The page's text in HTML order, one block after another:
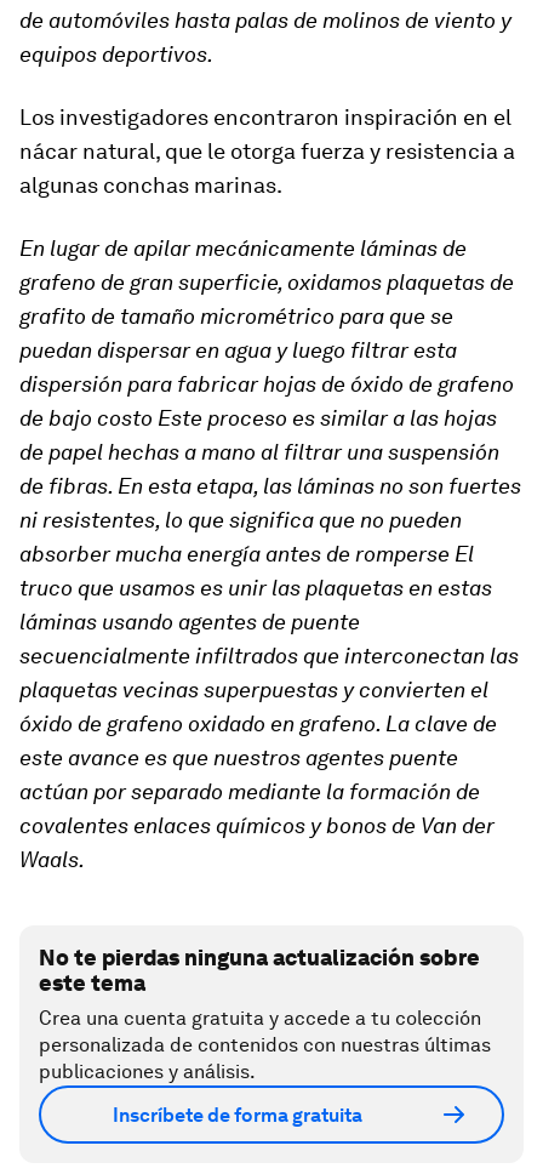
de automóviles hasta palas de molinos de viento y
equipos deportivos.
Los investigadores encontraron inspiración en el
nácar natural, que le otorga fuerza y resistencia a
algunas conchas marinas.
En lugar de apilar mecánicamente láminas de
grafeno de gran superficie, oxidamos plaquetas de
grafito de tamaño micrométrico para que se
puedan dispersar en agua y luego filtrar esta
dispersión para fabricar hojas de óxido de grafeno
de bajo costo Este proceso es similar a las hojas
de papel hechas a mano al filtrar una suspensión
de fibras. En esta etapa, las láminas no son fuertes
ni resistentes, lo que significa que no pueden
absorber mucha energía antes de romperse El
truco que usamos es unir las plaquetas en estas
láminas usando agentes de puente
secuencialmente infiltrados que interconectan las
plaquetas vecinas superpuestas y convierten el
óxido de grafeno oxidado en grafeno. La clave de
este avance es que nuestros agentes puente
actúan por separado mediante la formación de
covalentes enlaces químicos y bonos de Van der
Waals.
No te pierdas ninguna actualización sobre
este tema
Crea una cuenta gratuita y accede a tu colección
personalizada de contenidos con nuestras últimas
publicaciones y análisis.
Inscríbete de forma gratuita